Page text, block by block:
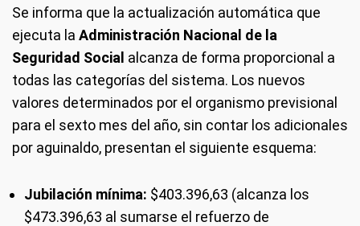
Se informa que la actualización automática que
ejecuta la Administración Nacional de la
Seguridad Social alcanza de forma proporcional a
todas las categorías del sistema. Los nuevos
valores determinados por el organismo previsional
para el sexto mes del año, sin contar los adicionales
por aguinaldo, presentan el siguiente esquema:
Jubilación mínima: $403.396,63 (alcanza los
$473.396,63 al sumarse el refuerzo de